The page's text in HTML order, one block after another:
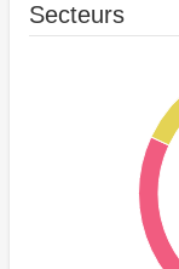
Secteurs